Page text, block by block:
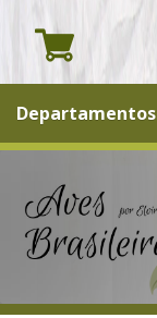
Departamentos